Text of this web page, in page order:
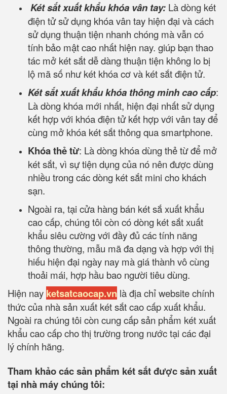
Két sắt xuất khẩu khóa vân tay: Là dòng két
điện tử sử dụng khóa vân tay hiện đại và cách
sử dụng thuận tiện nhanh chóng mà vẫn có
tính bảo mật cao nhất hiện nay. giúp bạn thao
tác mở két sắt dễ dàng thuận tiện không lo bị
lộ mã số như két khóa cơ và két sắt điện tử.
Két sắt xuất khẩu khóa thông minh cao cấp:
Là dòng khóa mới nhất, hiện đại nhất sử dụng
kết hợp với khóa điện tử kết hợp với vân tay để
cùng mở khóa két sắt thông qua smartphone.
Khóa thẻ từ: Là dòng khóa dùng thẻ từ để mở
két sắt, vì sự tiện dụng của nó nên được dùng
nhiều trong các dòng két sắt mini cho khách
sạn.
Ngoài ra, tại cửa hàng bán két sắ xuất khẩu
cao cấp, chúng tôi còn có dòng két sắt xuất
khẩu siêu cường với đầy đủ các tính năng
thông thường, mẫu mã đa dạng và hợp với thị
hiếu hiện đại ngày nay mà giá thành vô cùng
thoải mái, hợp hầu bao người tiêu dùng.
Hiện nay ketsatcaocap.vn là địa chỉ website chính
thức của nhà sản xuất két sắt cao cấp xuất khẩu.
Ngoài ra chúng tôi còn cung cấp sản phẩm két xuất
khẩu cao cấp cho thị trường trong nước tại các đại
lý chính hãng.
Tham khảo các sản phẩm két sắt được sản xuất
tại nhà máy chúng tôi: